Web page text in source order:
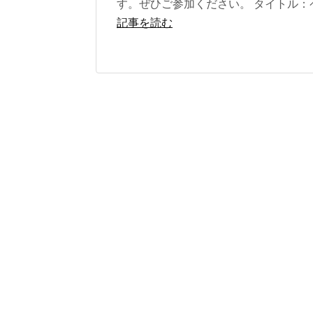
す。ぜひご参加ください。 タイトル：
記事を読む